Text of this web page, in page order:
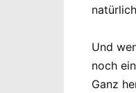
Und
noch
Ganz